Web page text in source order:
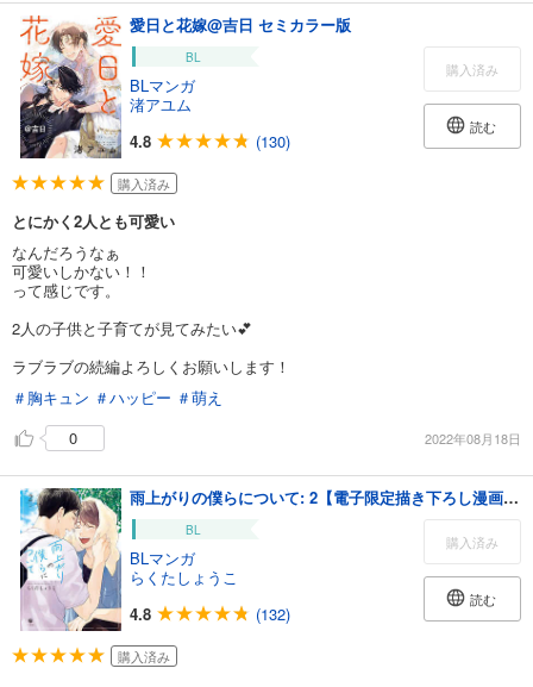
愛日と花嫁@吉日 セミカラー版
BL
BLマンガ
渚アユム
4.8
(130)
購入済み
読む
購入済み
とにかく2人とも可愛い
なんだろうなぁ
可愛いしかない！！
って感じです。
2人の子供と子育てが見てみたい💕
ラブラブの続編よろしくお願いします！
＃胸キュン ＃ハッピー ＃萌え
0
2022年08月18日
雨上がりの僕らについて: 2【電子限定描き下ろし漫画付き】
BL
BLマンガ
らくたしょうこ
4.8
(132)
購入済み
読む
購入済み